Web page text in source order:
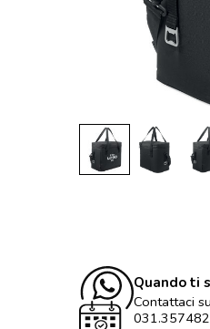
Quando ti
Contattaci